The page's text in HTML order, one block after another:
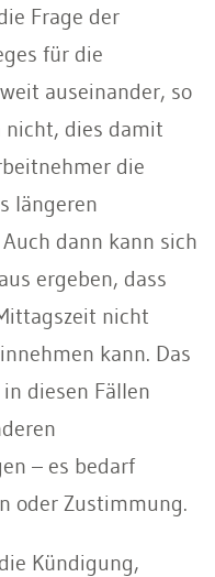
Frage der
für die
auseinander, so
nicht, dies damit
die
längeren
dann kann sich
ergeben, dass
nicht
kann. Das
diesen Fällen
– es bedarf
oder Zustimmung.
Kündigung,